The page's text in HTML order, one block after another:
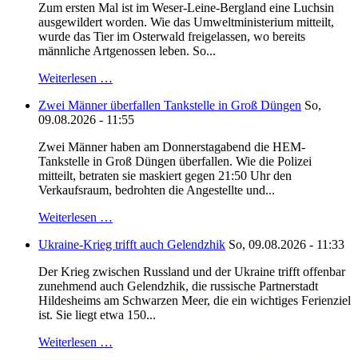
Zum ersten Mal ist im Weser-Leine-Bergland eine Luchsin
ausgewildert worden. Wie das Umweltministerium mitteilt,
wurde das Tier im Osterwald freigelassen, wo bereits
männliche Artgenossen leben. So...
Weiterlesen …
Zwei Männer überfallen Tankstelle in Groß Düngen So,
09.08.2026 - 11:55
Zwei Männer haben am Donnerstagabend die HEM-
Tankstelle in Groß Düngen überfallen. Wie die Polizei
mitteilt, betraten sie maskiert gegen 21:50 Uhr den
Verkaufsraum, bedrohten die Angestellte und...
Weiterlesen …
Ukraine-Krieg trifft auch Gelendzhik So, 09.08.2026 - 11:33
Der Krieg zwischen Russland und der Ukraine trifft offenbar
zunehmend auch Gelendzhik, die russische Partnerstadt
Hildesheims am Schwarzen Meer, die ein wichtiges Ferienziel
ist. Sie liegt etwa 150...
Weiterlesen …